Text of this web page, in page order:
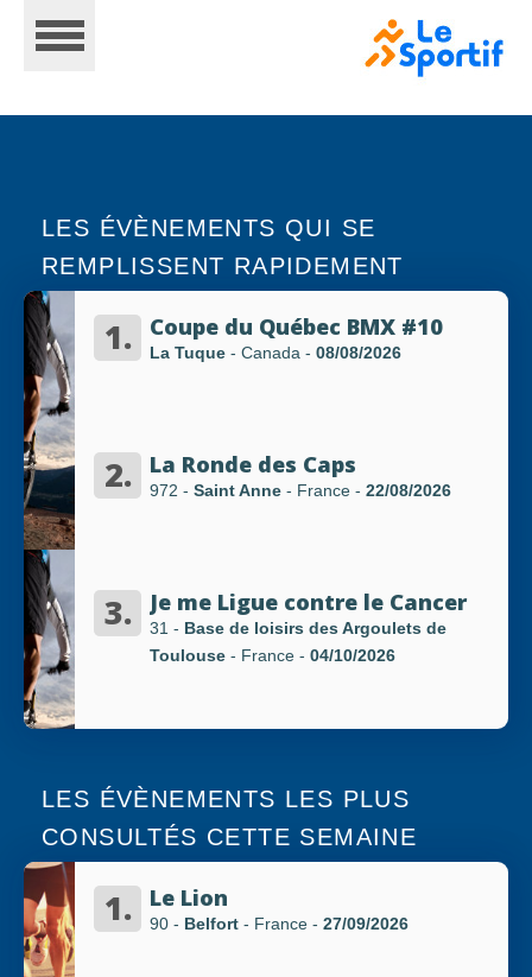
ACCUEIL
CALENDRIER
INSCRIPTIONS
RÉSULTATS
PHOTOS/VIDÉOS
ORGANISATEURS
LES ÉVÈNEMENTS QUI SE
REMPLISSENT RAPIDEMENT
1. Coupe du Québec BMX #10
La Tuque - Canada - 08/08/2026
2. La Ronde des Caps
972 - Saint Anne - France - 22/08/2026
3. Je me Ligue contre le Cancer
31 - Base de loisirs des Argoulets de
Toulouse - France - 04/10/2026
LES ÉVÈNEMENTS LES PLUS
CONSULTÉS CETTE SEMAINE
1. Le Lion
90 - Belfort - France - 27/09/2026